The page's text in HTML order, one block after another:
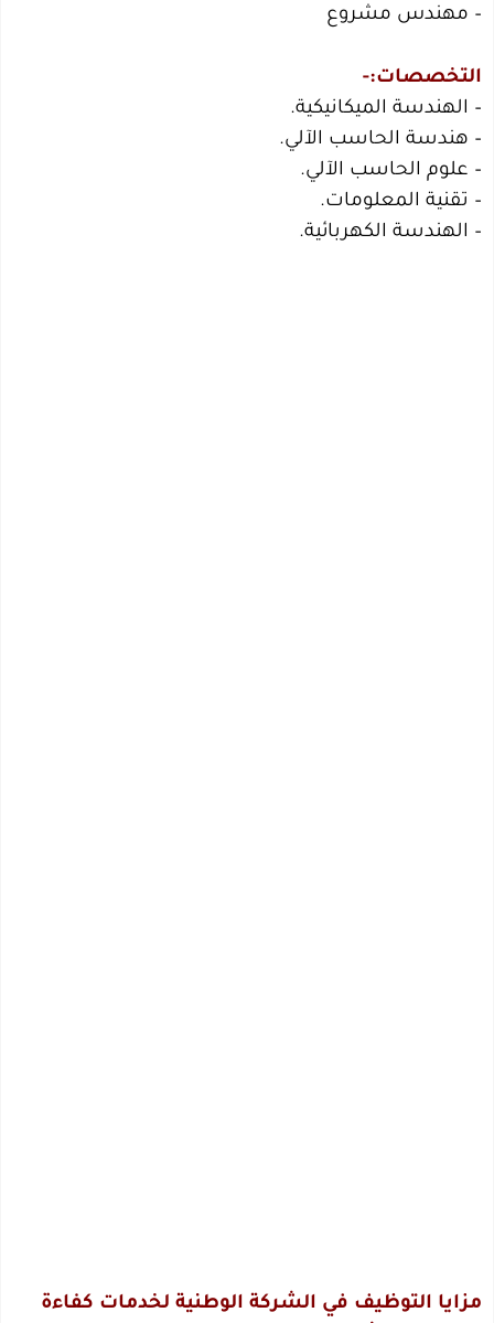
– مهندس مشروع
التخصصات:-
– الهندسة الميكانيكية.
– هندسة الحاسب الآلي.
– علوم الحاسب الآلي.
– تقنية المعلومات.
– الهندسة الكهربائية.
مزايا التوظيف في الشركة الوطنية لخدمات كفاءة